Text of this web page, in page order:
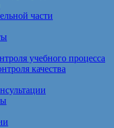
части
учебного процесса
качества